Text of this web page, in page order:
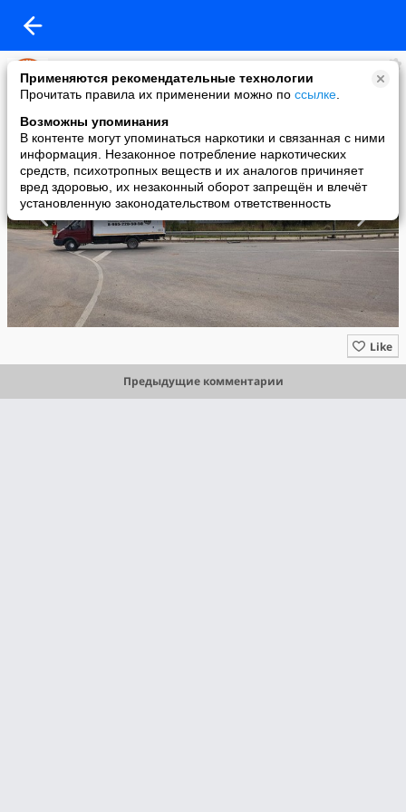
Применяются рекомендательные технологии
Прочитать правила их применении можно по ссылке
Возможны упоминания
В контенте могут упоминаться наркотики и связанная с ними
информация. Незаконное потребление наркотических
средств, психотропных веществ и их аналогов причиняет
вред здоровью, их незаконный оборот запрещён и влечёт
установленную законодательством ответственность
Грузовое такси ПОЛУТОРКА
added a photo
23 Aug в 10:59
Like
Предыдущие комментарии